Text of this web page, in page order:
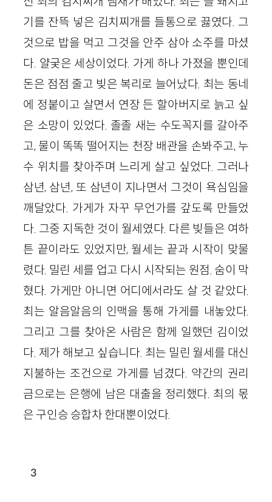
기를 잔뜩 넣은 김치찌개를 들통으로 끓였다. 그
것으로 밥을 먹고 그것을 안주 삼아 소주를 마셨
다. 얄궂은 세상이었다. 가게 하나 가졌을 뿐인데
돈은 점점 줄고 빚은 복리로 늘어났다. 최는 동네
에 정붙이고 살면서 연장 든 할아버지로 늙고 싶
은 소망이 있었다. 졸졸 새는 수도꼭지를 갈아주
고, 물이 똑똑 떨어지는 천장 배관을 손봐주고, 누
수 위치를 찾아주며 느리게 살고 싶었다. 그러나
삼년, 삼년, 또 삼년이 지나면서 그것이 욕심임을
깨달았다. 가게가 자꾸 무언가를 갚도록 만들었
다. 그중 지독한 것이 월세였다. 다른 빚들은 여하
튼 끝이라도 있었지만, 월세는 끝과 시작이 맞물
렸다. 밀린 세를 업고 다시 시작되는 원점. 숨이 막
혔다. 가게만 아니면 어디에서라도 살 것 같았다.
최는 알음알음의 인맥을 통해 가게를 내놓았다.
그리고 그를 찾아온 사람은 함께 일했던 김이었
다. 제가 해보고 싶습니다. 최는 밀린 월세를 대신
지불하는 조건으로 가게를 넘겼다. 약간의 권리
금으로는 은행에 남은 대출을 정리했다. 최의 몫
은 구인승 승합차 한대뿐이었다.
3